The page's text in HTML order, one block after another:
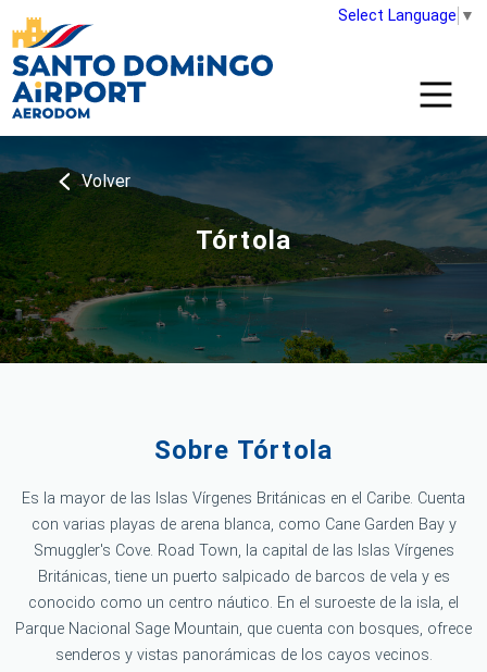
Select Language ▼
Volver
Tórtola
Sobre Tórtola
Es la mayor de las Islas Vírgenes Británicas en el Caribe. Cuenta
con varias playas de arena blanca, como Cane Garden Bay y
Smuggler's Cove. Road Town, la capital de las Islas Vírgenes
Británicas, tiene un puerto salpicado de barcos de vela y es
conocido como un centro náutico. En el suroeste de la isla, el
Parque Nacional Sage Mountain, que cuenta con bosques, ofrece
senderos y vistas panorámicas de los cayos vecinos.